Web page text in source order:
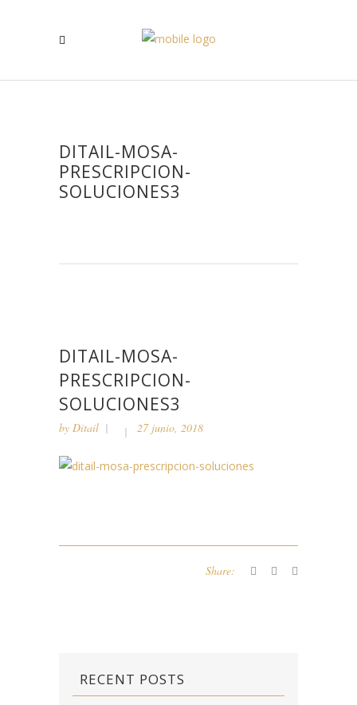
DITAIL-MOSA-
PRESCRIPCION-
SOLUCIONES3
DITAIL-MOSA-
PRESCRIPCION-
SOLUCIONES3
by Ditail 27 junio, 2018
Share:
RECENT POSTS